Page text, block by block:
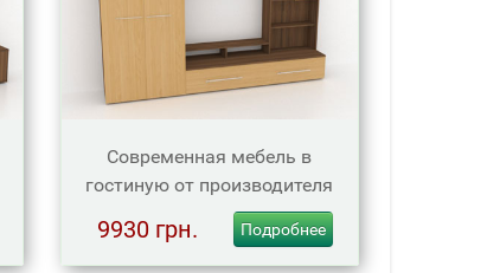
Современная мебель в
гостиную от производителя
9930 грн. Подробнее